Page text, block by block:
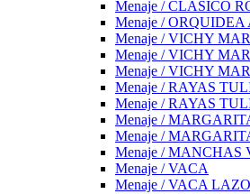
Menaje / CLASICO
Menaje /
Menaje / VICHY
Menaje / VICHY
Menaje / VICHY
Menaje / RAYAS
Menaje / RAYAS
Menaje /
Menaje /
Menaje / MANCHAS
Menaje / VACA
Menaje / VACA LAZO